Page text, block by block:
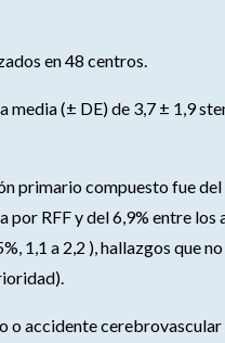
en 48 centros.
media (± DE) de 3,7 ± 1,9
primario compuesto fue
RFF y del 6,9% entre
1,1 a 2,2 ), hallazgos que
accidente cerebrovascular